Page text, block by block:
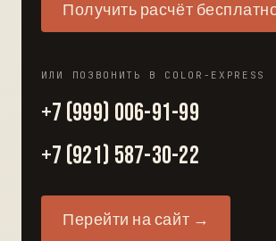
Получить расчёт
ИЛИ ПОЗВОНИТЬ В COLOR-EXPRESS
+7 (999) 006-91-99
+7 (921) 587-30-22
Перейти на сайт →